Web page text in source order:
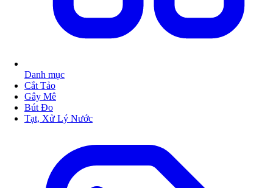
Danh mục
Cắt Tảo
Gây Mê
Bút Đo
Tạt, Xử Lý Nước